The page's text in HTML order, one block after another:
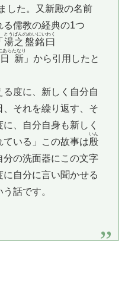
した。又新殿の名前
儒教の経典の1つ
湯之盤銘曰
とうばんのめいにいわく
新
あらたなり
」から引用したと
度に、新しく自分自
それを繰り返す、そ
、自分自身も新しく
ている」この故事は殷
いん
分の洗面器にこの文字
自分に言い聞かせる
話です。